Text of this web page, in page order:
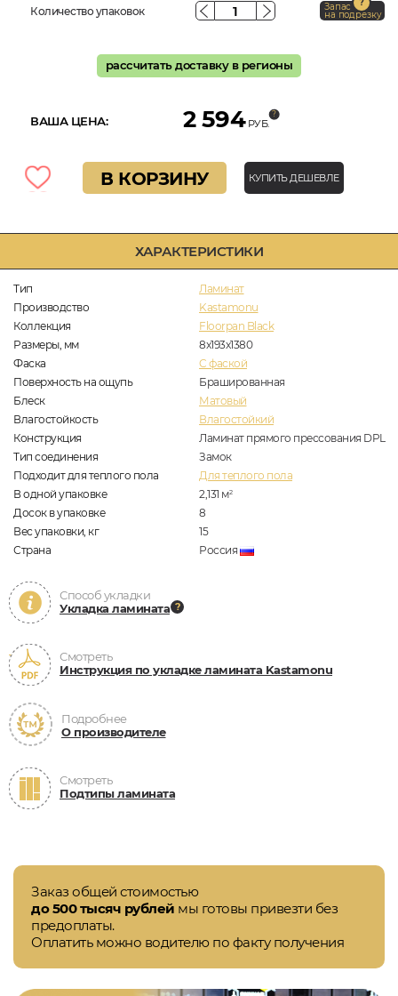
ХАРАКТЕРИСТИКИ
Тип
Ламинат
Производство
Kastamonu
Коллекция
Floorpan Black
Размеры, мм
8x193x1380
Фаска
C фаской
Поверхность на ощупь
Брашированная
Блеск
Матовый
Влагостойкость
Влагостойкий
Конструкция
Ламинат прямого прессования DPL
Тип соединения
Замок
Подходит для теплого пола
Для теплого пола
В одной упаковке
2,131 м2
Досок в упаковке
8
Вес упаковки, кг
15
Страна
Россия
Способ укладки
Укладка ламината
Смотреть
Инструкция по укладке ламината Kastamonu
Подробнее
О производителе
Смотреть
Подтипы ламината
Количество упаковок Запас
на подрезку
рассчитать доставку в регионы
ВАША ЦЕНА: 2 594 РУБ.
В КОРЗИНУ КУПИТЬ ДЕШЕВЛЕ
Заказ общей стоимостью
до 500 тысяч рублей мы готовы привезти без
предоплаты.
Оплатить можно водителю по факту получения